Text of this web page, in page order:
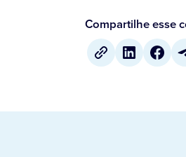
Compartilhe esse